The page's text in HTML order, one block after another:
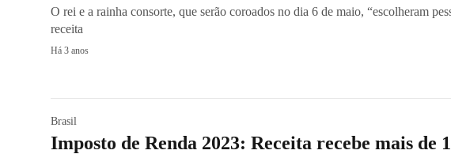
O rei e a rainha consorte, que serão coroados no dia 6 de maio, “escolheram
receita
Há 3 anos
Brasil
Imposto de Renda 2023: Receita recebe mais de